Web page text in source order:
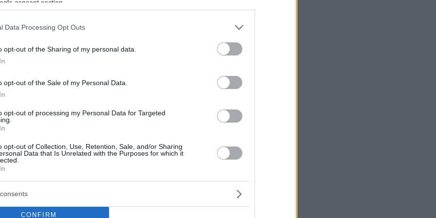
consent section.
Data Processing Opt Outs
opt-out of the Sharing of my personal data.
opt-out of the Sale of my Personal Data.
opt-out of processing my Personal Data for Targeted
opt-out of Collection, Use, Retention, Sale, and/or Sharing
Data that Is Unrelated with the Purposes for which it
CONFIRM
για την εξάρθρωση
πλαστογραφίας και
μεταναστών
- Αναζητούνται ακόμη δύο μέλη της - Πώς
βίντεο από το 2018 με τον
να αποκαλεί την Cardi B
των Illuminati»
με μία ανάρτηση σχετικά με το βίντεο που
του Twitter